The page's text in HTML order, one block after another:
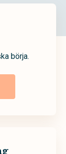
börja.